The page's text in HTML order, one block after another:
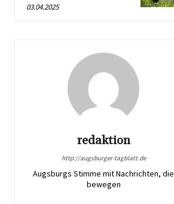
03.04.2025
redaktion
http://augsburger-tagblatt.de
Augsburgs Stimme mit Nachrichten, die
bewegen